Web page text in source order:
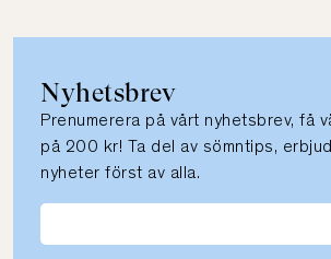
Nyhetsbrev
Prenumerera på vårt nyhetsbrev, få
på 200 kr! Ta del av sömntips,
nyheter först av alla.